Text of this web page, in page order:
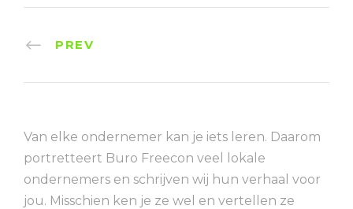
PREV
Van elke ondernemer kan je iets leren. Daarom
portretteert Buro Freecon veel lokale
ondernemers en schrijven wij hun verhaal voor
jou. Misschien ken je ze wel en vertellen ze